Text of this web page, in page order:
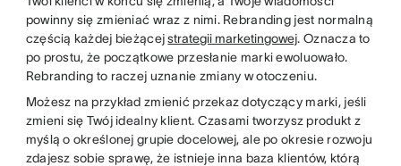
powinny się zmieniać wraz z nimi. Rebranding jest normalną
częścią każdej bieżącejstrategii marketingowej. Oznacza to
po prostu, że początkowe przesłanie marki ewoluowało.
Rebranding to raczej uznanie zmiany w otoczeniu.
Możesz na przykład zmienić przekaz dotyczący marki, jeśli
zmieni się Twój idealny klient. Czasami tworzysz produkt z
myślą o określonej grupie docelowej, ale po okresie rozwoju
zdajesz sobie sprawę, że istnieje inna baza klientów, którą